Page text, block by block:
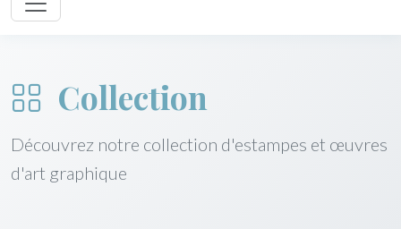
Collection
Découvrez notre collection d'estampes et œuvres
d'art graphique